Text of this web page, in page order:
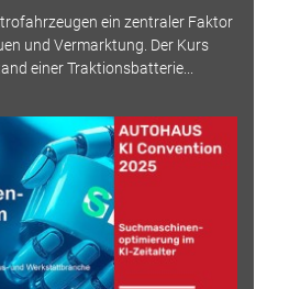
ein zentraler Faktor
und Vermarktung. Der Kurs
einer Traktionsbatterie...